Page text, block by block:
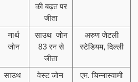
की बढ़त पर
जीता
नार्थ
जोन
साउथ जोन
83 रन से
जीता
अरुण जेटली
स्टेडियम, दिल्ली
साउथ
वेस्ट जोन
एम. चिन्नास्वामी